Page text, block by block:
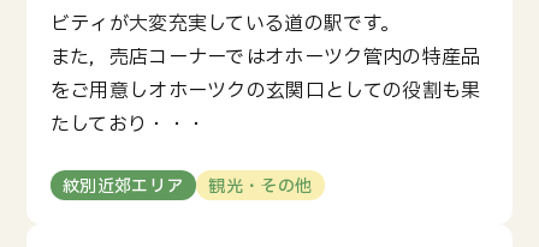
ビティが大変充実している道の駅です。
また，売店コーナーではオホーツク管内の特産品
をご用意しオホーツクの玄関口としての役割も果
たしており・・・
紋別近郊エリア 観光・その他